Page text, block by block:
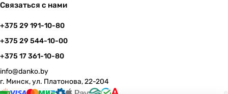
Связаться с нами
+375 29 191-10-80
+375 29 544-10-00
+375 17 361-10-80
info@danko.by
г. Минск, ул. Платонова, 22-204